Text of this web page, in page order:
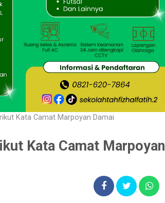
Kata Camat Marpoyan Damai
Kata Camat Marpoyan